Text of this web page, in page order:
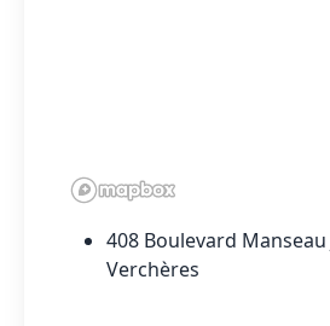
408 Boulevard Manseau
Verchères